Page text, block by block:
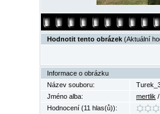
Hodnotit tento obrázek (Aktuální
Informace o obrázku
Název souboru:
Jméno alba:
mertlik /
Hodnocení (11 hlas(ů)):